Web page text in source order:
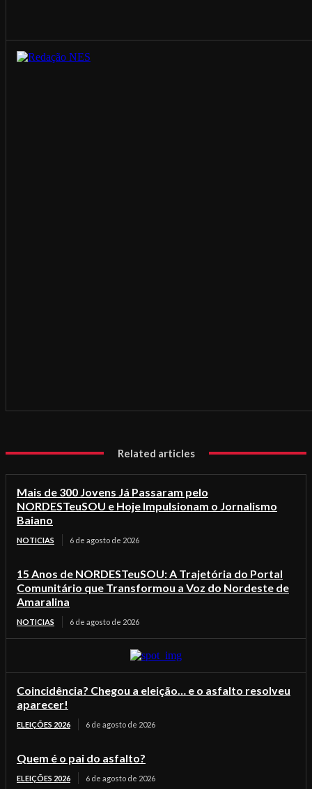
Related articles
Mais de 300 Jovens Já Passaram pelo
NORDESTeuSOU e Hoje Impulsionam o Jornalismo
Baiano
NOTICIAS 6 de agosto de 2026
15 Anos de NORDESTeuSOU: A Trajetória do Portal
Comunitário que Transformou a Voz do Nordeste de
Amaralina
NOTICIAS 6 de agosto de 2026
Coincidência? Chegou a eleição… e o asfalto resolveu
aparecer!
ELEIÇÕES 2026 6 de agosto de 2026
Quem é o pai do asfalto?
ELEIÇÕES 2026 6 de agosto de 2026